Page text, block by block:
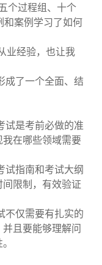
个过程组、十个
和案例学习了如何
业经验，也让我
成了一个全面、结
试是考前必做的准
在哪些领域需要
试指南和考试大纲
限制，有效验证
不仅需要有扎实的
且要能够理解问